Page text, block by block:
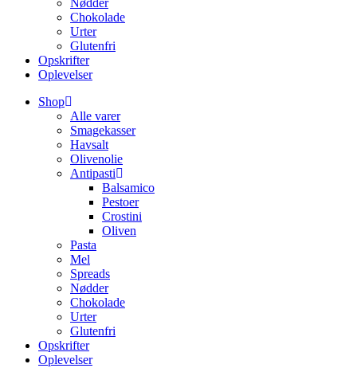
Nødder
Chokolade
Urter
Glutenfri
Opskrifter
Oplevelser
Shop
Alle varer
Smagekasser
Havsalt
Olivenolie
Antipasti
Balsamico
Pestoer
Crostini
Oliven
Pasta
Mel
Spreads
Nødder
Chokolade
Urter
Glutenfri
Opskrifter
Oplevelser